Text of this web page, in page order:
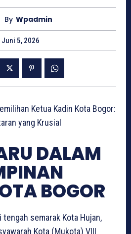
By Wpadmin
Juni 5, 2026
Ketua Kadin Kota Bogor:
yang Krusial
DALAM
BOGOR
tengah semarak Kota Hujan,
Kota (Mukota) VIII